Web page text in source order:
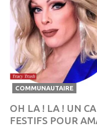
COMMUNAUTAIRE
OH LA ! LA ! UN
FESTIFS POUR